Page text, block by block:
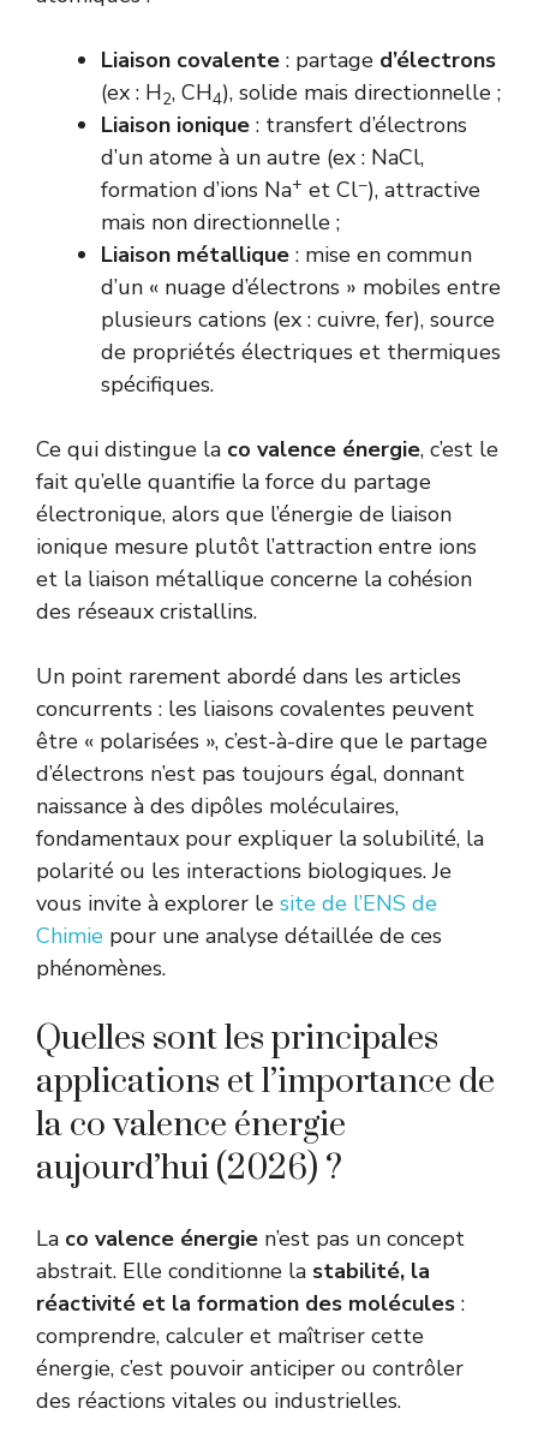
Liaison covalente : partage d’électrons
(ex : H2, CH4), solide mais directionnelle ;
Liaison ionique : transfert d’électrons
d’un atome à un autre (ex : NaCl,
formation d’ions Na+ et Cl−), attractive
mais non directionnelle ;
Liaison métallique : mise en commun
d’un « nuage d’électrons » mobiles entre
plusieurs cations (ex : cuivre, fer), source
de propriétés électriques et thermiques
spécifiques.
Ce qui distingue la co valence énergie, c’est le
fait qu’elle quantifie la force du partage
électronique, alors que l’énergie de liaison
ionique mesure plutôt l’attraction entre ions
et la liaison métallique concerne la cohésion
des réseaux cristallins.
Un point rarement abordé dans les articles
concurrents : les liaisons covalentes peuvent
être « polarisées », c’est-à-dire que le partage
d’électrons n’est pas toujours égal, donnant
naissance à des dipôles moléculaires,
fondamentaux pour expliquer la solubilité, la
polarité ou les interactions biologiques. Je
vous invite à explorer le site de l’ENS de
Chimie pour une analyse détaillée de ces
phénomènes.
Quelles sont les principales
applications et l’importance de
la co valence énergie
aujourd’hui (2026) ?
La co valence énergie n’est pas un concept
abstrait. Elle conditionne la stabilité, la
réactivité et la formation des molécules :
comprendre, calculer et maîtriser cette
énergie, c’est pouvoir anticiper ou contrôler
des réactions vitales ou industrielles.